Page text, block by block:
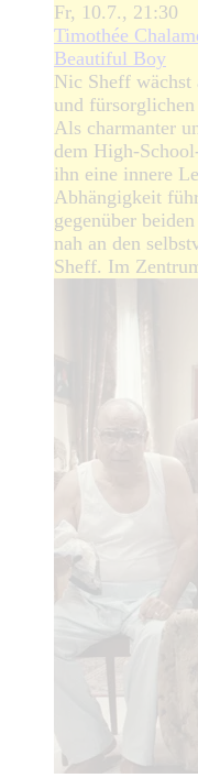
Fr, 10.7., 21:30
Timothée
Beautiful Boy
Nic Sheff wächst
und
Als charmanter
dem High-
ihn eine innere
Abhängigkeit
gegenüber
nah an den
Sheff. Im